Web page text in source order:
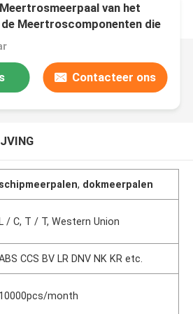
van het
Meertroscomponenten die
Contacteer ons
schipmeerpalen, dokmeerpalen
/ C, T / T, Western Union
CCS BV LR DNV NK KR etc.
10000pcs/month